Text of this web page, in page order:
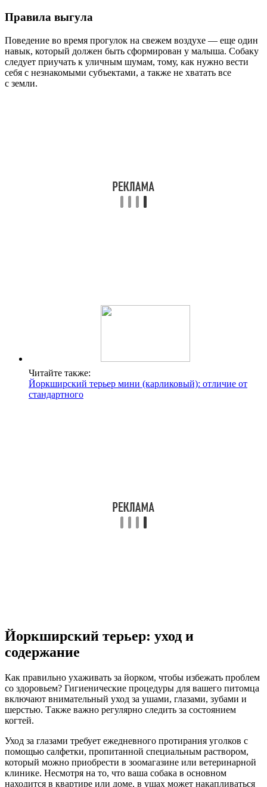
Правила выгула
Поведение во время прогулок на свежем воздухе — еще один
навык, который должен быть сформирован у малыша. Собаку
следует приучать к уличным шумам, тому, как нужно вести
себя с незнакомыми субъектами, а также не хватать все
с земли.
Читайте также:
Йоркширский терьер мини (карликовый): отличие от
стандартного
Йоркширский терьер: уход и
содержание
Как правильно ухаживать за йорком, чтобы избежать проблем
со здоровьем? Гигиенические процедуры для вашего питомца
включают внимательный уход за ушами, глазами, зубами и
шерстью. Также важно регулярно следить за состоянием
когтей.
Уход за глазами требует ежедневного протирания уголков с
помощью салфетки, пропитанной специальным раствором,
который можно приобрести в зоомагазине или ветеринарной
клинике. Несмотря на то, что ваша собака в основном
находится в квартире или доме, в ушах может накапливаться